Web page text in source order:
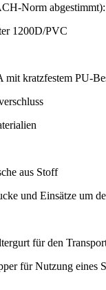
Norm abgestimmt):
1200D/PVC
mit kratzfestem PU-
aus Stoff
und Einsätze um
für den
für Nutzung eines